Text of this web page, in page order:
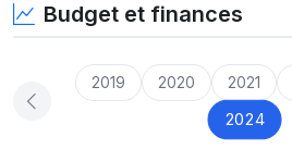
Budget et finances
2019 2020 2021
2024